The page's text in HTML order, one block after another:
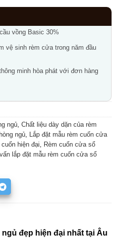
vồng Basic 30%
vệ sinh rèm cửa trong năm đầu
minh hòa phát với đơn hàng
ngủ, Chất liệu dày dặn của rèm
ngủ, Lắp đặt mẫu rèm cuốn cửa
hiện đại, Rèm cuốn cửa sổ
lắp đặt mẫu rèm cuốn cửa sổ
đẹp hiện đại nhất tại Âu